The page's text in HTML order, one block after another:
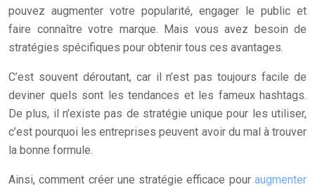
pouvez augmenter votre popularité, engager le public et
faire connaître votre marque. Mais vous avez besoin de
stratégies spécifiques pour obtenir tous ces avantages.
C’est souvent déroutant, car il n’est pas toujours facile de
deviner quels sont les tendances et les fameux hashtags.
De plus, il n’existe pas de stratégie unique pour les utiliser,
c’est pourquoi les entreprises peuvent avoir du mal à trouver
la bonne formule.
Ainsi, comment créer une stratégie efficace pour augmenter